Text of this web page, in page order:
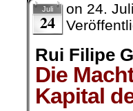
Juli
24
on 24.
Rui Filipe
Die
Kapital